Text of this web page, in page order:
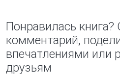
Понравилась книга?
комментарий,
впечатлениями или
друзьям